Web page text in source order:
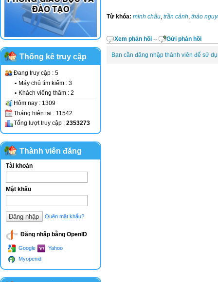
Thống kê truy cập
Đang truy cập : 5
• Máy chủ tìm kiếm : 3
• Khách viếng thăm : 2
Hôm nay : 1309
Tháng hiện tại : 11542
Tổng lượt truy cập : 2353273
Thành viên đăng
nhập
Tài khoản
Mật khẩu
Quên mật khẩu?
Đăng nhập bằng OpenID
Google
Yahoo
Myopenid
Từ khóa: minh châu, trần cảnh, thảo
Xem phản hồi -- Gửi phản hồi
Bạn cần đăng nhập thành viên để sử